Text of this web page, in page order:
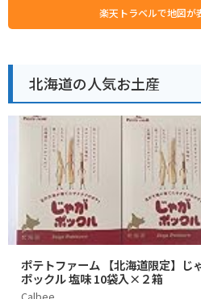
楽天トラベルで地図が
北海道の人気お土産
ポテトファーム 【北海道限定】じ
ポックル 塩味 10袋入×２箱